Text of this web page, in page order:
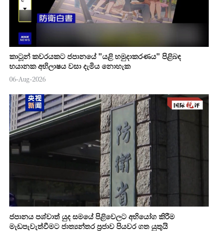
කාටූන් කවරයකට ජපානයේ "යළි හමුදාකරණය" පිළිබඳ
භයානක අභිලාෂය වසා දැමිය නොහැක
06-Aug-2026
ජපානය පශ්චාත් යුද සමයේ පිළිවෙලට අභියෝග කිරීම
මැඩපැවැත්වීමට ජාත්‍යන්තර ප්‍රජාව පියවර ගත යුතුයි